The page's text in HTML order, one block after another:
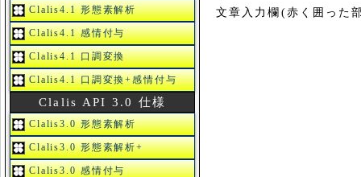
文章入力欄(赤く囲った
Clalis4.1 形態素解析
Clalis4.1 感情付与
Clalis4.1 口調変換
Clalis4.1 口調変換+感情付与
Clalis API 3.0 仕様
Clalis3.0 形態素解析
Clalis3.0 形態素解析+
Clalis3.0 感情付与